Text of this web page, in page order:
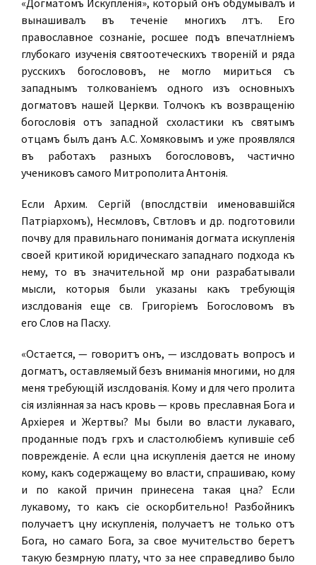
«Догматомъ Искупленія», который онъ обдумывалъ и
вынашивалъ въ теченіе многихъ лѣтъ. Его
православное сознаніе, росшее подъ впечатлѣніемъ
глубокаго изученія святоотеческихъ твореній и ряда
русскихъ богослововъ, не могло мириться съ
западнымъ толкованіемъ одного изъ основныхъ
догматовъ нашей Церкви. Толчокъ къ возвращенію
богословія отъ западной схоластики къ святымъ
отцамъ былъ данъ А.С. Хомяковымъ и уже проявлялся
въ работахъ разныхъ богослововъ, частично
учениковъ самого Митрополита Антонія.
Если Архим. Сергій (впослѣдствіи именовавшійся
Патріархомъ), Несмѣловъ, Свѣтловъ и др. подготовили
почву для правильнаго пониманія догмата искупленія
своей критикой юридическаго западнаго подхода къ
нему, то въ значительной мѣрѣ они разрабатывали
мысли, которыя были указаны какъ требующія
изслѣдованія еще св. Григоріемъ Богословомъ въ
его Словѣ на Пасху.
«Остается, — говоритъ онъ, — изслѣдовать вопросъ и
догматъ, оставляемый безъ вниманія многими, но для
меня требующій изслѣдованія. Кому и для чего пролита
сія изліянная за насъ кровь — кровь преславная Бога и
Архіерея и Жертвы? Мы были во власти лукаваго,
проданные подъ грѣхъ и сластолюбіемъ купившіе себѣ
поврежденіе. А если цѣна искупленія дается не иному
кому, какъ содержащему во власти, спрашиваю, кому
и по какой причинѣ принесена такая цѣна? Если
лукавому, то какъ сіе оскорбительно! Разбойникъ
получаетъ цѣну искупленія, получаетъ не только отъ
Бога, но самаго Бога, за свое мучительство беретъ
такую безмѣрную плату, что за нее справедливо было